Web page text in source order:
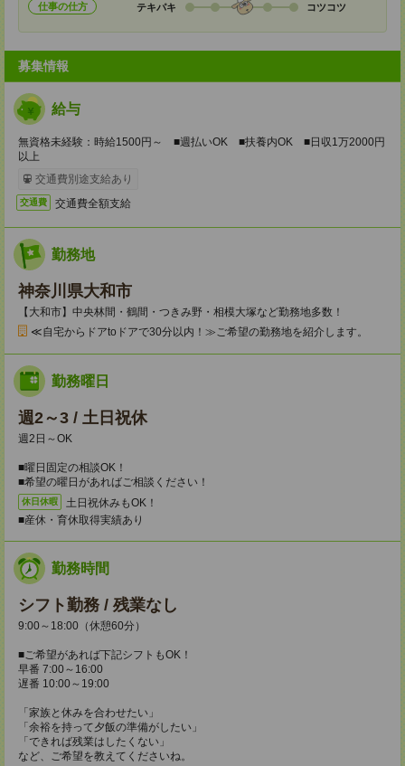
仕事の仕方 テキパキ コツコツ
募集情報
給与
無資格未経験：時給1500円～ ■週払いOK ■扶養内OK ■日収1万2000円
以上
交通費別途支給あり
交通費 交通費全額支給
勤務地
神奈川県大和市
【大和市】中央林間・鶴間・つきみ野・相模大塚など勤務地多数！
≪自宅からドアtoドアで30分以内！≫ご希望の勤務地を紹介します。
勤務曜日
週2～3 / 土日祝休
週2日～OK
■曜日固定の相談OK！
■希望の曜日があればご相談ください！
休日休暇
土日祝休みもOK！
■産休・育休取得実績あり
勤務時間
シフト勤務 / 残業なし
9:00～18:00（休憩60分）
■ご希望があれば下記シフトもOK！
早番 7:00～16:00
遅番 10:00～19:00
「家族と休みを合わせたい」
「余裕を持って夕飯の準備がしたい」
「できれば残業はしたくない」
など、ご希望を教えてくださいね。